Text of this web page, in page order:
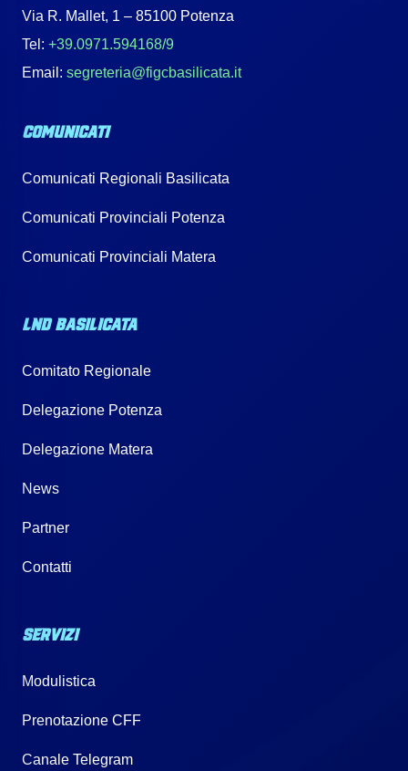
Via R. Mallet, 1 – 85100 Potenza
Tel: +39.0971.594168/9
Email: segreteria@figcbasilicata.it
COMUNICATI
Comunicati Regionali Basilicata
Comunicati Provinciali Potenza
Comunicati Provinciali Matera
LND BASILICATA
Comitato Regionale
Delegazione Potenza
Delegazione Matera
News
Partner
Contatti
SERVIZI
Modulistica
Prenotazione CFF
Canale Telegram